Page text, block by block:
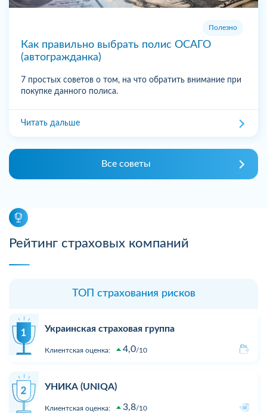
Полезно
Как правильно выбрать полис ОСАГО
(автогражданка)
7 простых советов о том, на что обратить внимание при
покупке данного полиса.
Читать дальше
Все советы
Рейтинг страховых компаний
ТОП страхования рисков
Украинская страховая группа
Клиентская оценка: 4,0 10
УНИКА (UNIQA)
Клиентская оценка: 3,8 10